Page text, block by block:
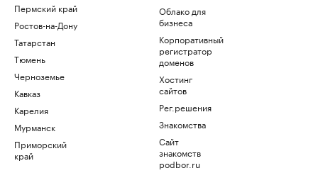
Пермский край
Ростов-на-Дону
Татарстан
Тюмень
Черноземье
Кавказ
Карелия
Мурманск
Приморский
край
Облако для
бизнеса
Корпоративный
регистратор
доменов
Хостинг
сайтов
Рег.решения
Знакомства
Сайт
знакомств
podbor.ru